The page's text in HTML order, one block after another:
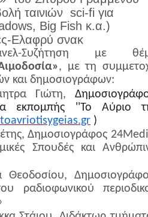
ταινιών sci-fi για
, Big Fish κ.α.)
Ελαφρύ σνακ
Συζήτηση με
, με τη
και δημοσιογράφων:
Γιώτη,
εκπομπής ''Το Αύριο
)
Δημοσιογράφος 24
Σπουδές και
Θεοδοσίου,
ραδιοφωνικού